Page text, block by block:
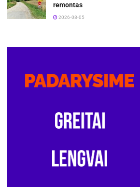
remontas
2026-08-05